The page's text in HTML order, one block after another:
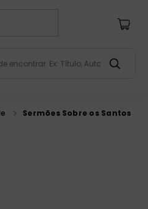
Sermões Sobre os Santos